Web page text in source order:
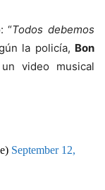
“Todos debemos
la policía, Bon
video musical
September 12,